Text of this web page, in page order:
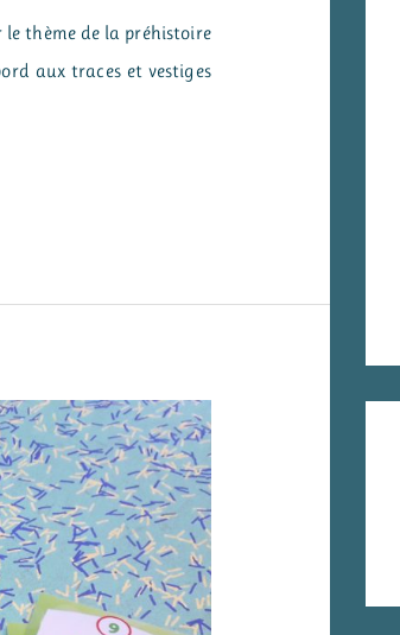
le thème de la préhistoire
aux traces et vestiges